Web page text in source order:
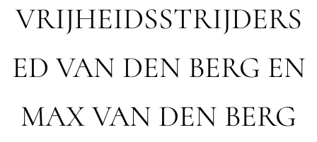
VRIJHEIDSSTRIJDERS
ED VAN DEN BERG EN
MAX VAN DEN BERG